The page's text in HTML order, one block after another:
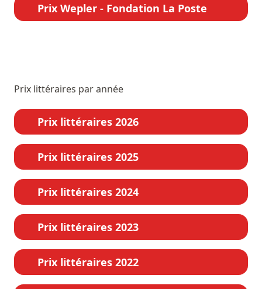
Prix Wepler - Fondation La Poste
Prix littéraires par année
Prix littéraires 2026
Prix littéraires 2025
Prix littéraires 2024
Prix littéraires 2023
Prix littéraires 2022